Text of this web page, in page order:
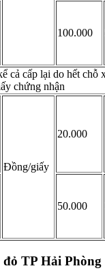
100.000
cả cấp lại do hết chỗ
chứng nhận
Đồng/giấy
20.000
50.000
TP Hải Phòng